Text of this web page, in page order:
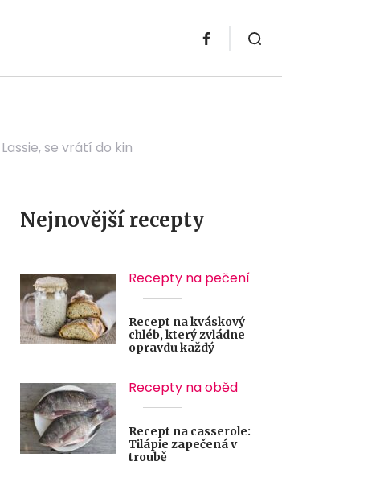
se vrátí do kin
Nejnovější recepty
Recepty na pečení
Recept na kváskový
chléb, který zvládne
opravdu každý
Recepty na oběd
Recept na casserole:
Tilápie zapečená v
troubě